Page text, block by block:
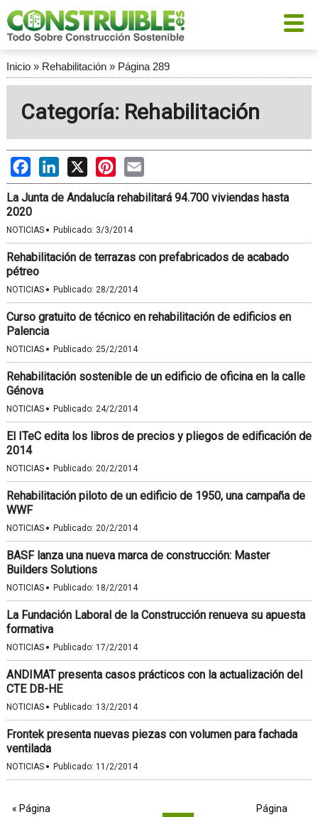
Inicio» Rehabilitación» Página 289
Categoría: Rehabilitación
FacebookLinkedIn
X PinterestEmail
La Junta de Andalucía rehabilitará 94.700 viviendas hasta
2020
NOTICIAS · Publicado: 3/3/2014
Rehabilitación de terrazas con prefabricados de acabado
pétreo
NOTICIAS · Publicado: 28/2/2014
Curso gratuito de técnico en rehabilitación de edificios en
Palencia
NOTICIAS · Publicado: 25/2/2014
Rehabilitación sostenible de un edificio de oficina en la calle
Génova
NOTICIAS · Publicado: 24/2/2014
El ITeC edita los libros de precios y pliegos de edificación de
2014
NOTICIAS · Publicado: 20/2/2014
Rehabilitación piloto de un edificio de 1950, una campaña de
WWF
NOTICIAS · Publicado: 20/2/2014
BASF lanza una nueva marca de construcción: Master
Builders Solutions
NOTICIAS · Publicado: 18/2/2014
La Fundación Laboral de la Construcción renueva su apuesta
formativa
NOTICIAS · Publicado: 17/2/2014
ANDIMAT presenta casos prácticos con la actualización del
CTE DB-HE
NOTICIAS · Publicado: 13/2/2014
Frontek presenta nuevas piezas con volumen para fachada
ventilada
NOTICIAS · Publicado: 11/2/2014
« Página
Página